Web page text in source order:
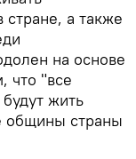
а также
на основе
что "все
жить
общины страны